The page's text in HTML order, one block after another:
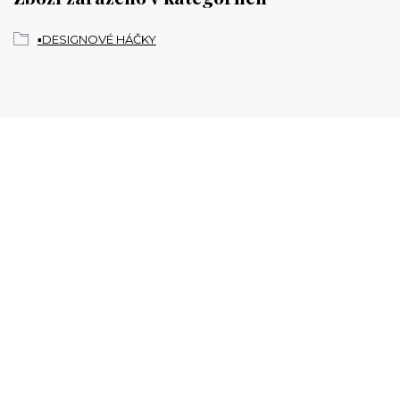
▪️DESIGNOVÉ HÁČKY